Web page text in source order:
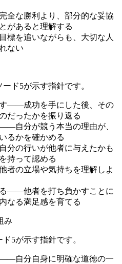
な勝利より、部分的な妥協
があると理解する
を追いながらも、大切な人
ない
ド5が示す指針です。
——成功を手にした後、その
だったかを振り返る
自分が競う本当の理由が、
るかを確かめる
の行いが他者に与えたかも
持って認める
の立場や気持ちを理解しよ
——他者を打ち負かすことに
なる満足感を育てる
み
5が示す指針です。
自分自身に明確な道徳の一